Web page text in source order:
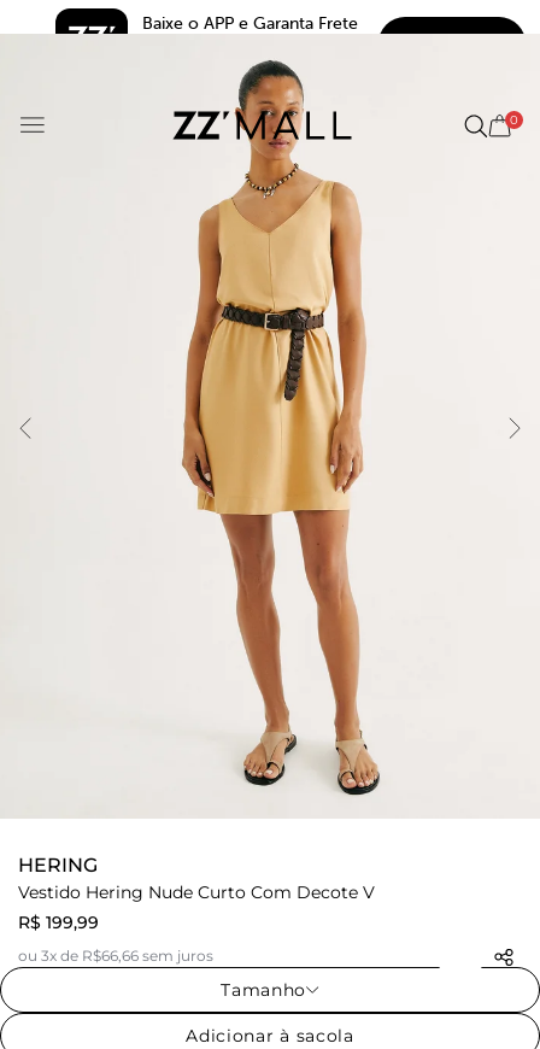
Baixe o APP e Garanta Frete
5.0
0
HERING
Vestido Hering Nude Curto Com Decote V
R$ 199,99
ou 3x de R$66,66 sem juros
Tamanho
Adicionar à sacola